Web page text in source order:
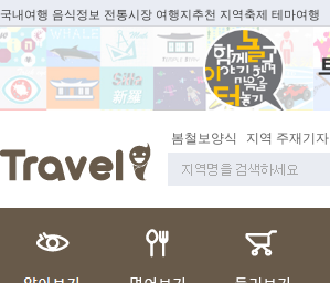
국내여행 음식정보 전통시장 여행지추천 지역축제 테마여행
봄철보양식 지역 주재기자